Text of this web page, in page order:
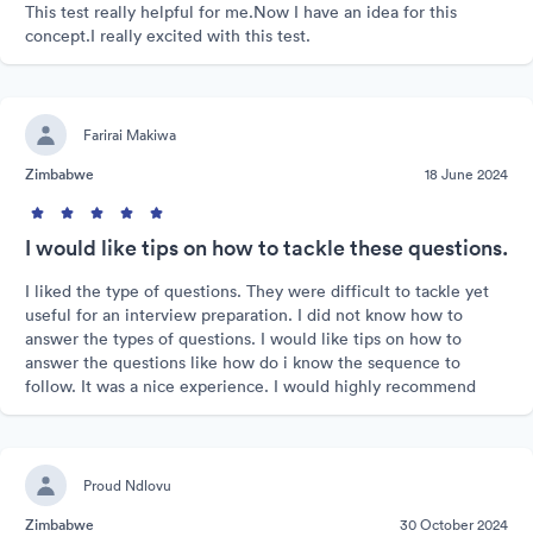
This test really helpful for me.Now I have an idea for this
concept.I really excited with this test.
Farirai Makiwa
Zimbabwe
18 June 2024
I would like tips on how to tackle these questions.
I liked the type of questions. They were difficult to tackle yet
useful for an interview preparation. I did not know how to
answer the types of questions. I would like tips on how to
answer the questions like how do i know the sequence to
follow. It was a nice experience. I would highly recommend
Proud Ndlovu
Zimbabwe
30 October 2024